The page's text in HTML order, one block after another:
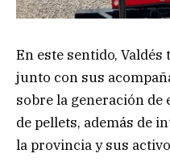
En este sentido,
junto con sus
sobre la generación
de pellets, además de
la provincia y sus